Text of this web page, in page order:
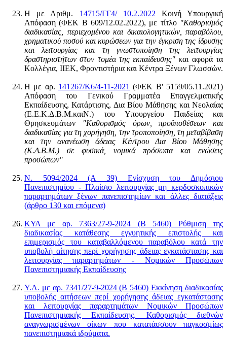
Η με Αριθμ. 14715/ΓΓ4/ 10.2.2022 Κοινή Υπουργική
Απόφαση (ΦΕΚ Β 609/12.02.2022), με τίτλο "Καθορισμός
διαδικασίας, περιεχομένου και δικαιολογητικών, παραβόλου,
χρηματικού ποσού και κυρώσεων για την έγκριση της ίδρυσης
και λειτουργίας και τη γνωστοποίηση της λειτουργίας
δραστηριοτήτων στον τομέα της εκπαίδευσης" και αφορά τα
Κολλέγια, ΙΙΕΚ, Φροντιστήρια και Κέντρα Ξένων Γλωσσών.
Η με αρ. 141267/Κ6/4-11-2021 (ΦΕΚ Β' 5159/05.11.2021)
Απόφαση του Γενικού Γραμματέα Επαγγελματικής
Εκπαίδευσης, Κατάρτισης, Δια Βίου Μάθησης και Νεολαίας
(Ε.Ε.Κ.Δ.Β.Μ.καιΝ.) του Υπουργείου Παιδείας και
Θρησκευμάτων
"Καθορισμός όρων, προϋποθέσεων και
διαδικασίας για τη χορήγηση, την τροποποίηση, τη μεταβίβαση
και την ανανέωση άδειας Κέντρου Δια Βίου Μάθησης
(Κ.Δ.Β.Μ.) σε φυσικά, νομικά πρόσωπα και ενώσεις
προσώπων"
Ν. 5094/2024 (Α 39) Ενίσχυση του Δημόσιου
Πανεπιστημίου - Πλαίσιο λειτουργίας μη κερδοσκοπικών
παραρτημάτων ξένων πανεπιστημίων και άλλες διατάξεις
(άρθρο 130 και επόμενα)
ΚΥΑ με αρ. 7363/27-9-2024 (Β 5460) Ρύθμιση της
διαδικασίας κατάθεσης εγγυητικής επιστολής και
επιμερισμός του καταβαλλόμενου παραβόλου κατά την
υποβολή αίτησης περί χορήγησης άδειας εγκατάστασης και
λειτουργίας παραρτημάτων - Νομικών Προσώπων
Πανεπιστημιακής Εκπαίδευσης
Υ.Α. με αρ. 7341/27-9-2024 (Β 5460) Εκκίνηση διαδικασίας
υποβολής αιτήσεων περί χορήγησης άδειας εγκατάστασης
και λειτουργίας παραρτημάτων Νομικών Προσώπων
Πανεπιστημιακής Εκπαίδευσης. Καθορισμός διεθνών
αναγνωρισμένων οίκων που κατατάσσουν παγκοσμίως
πανεπιστημιακά ιδρύματα.